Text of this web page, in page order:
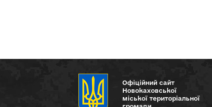
Офіційний сайт
Новокаховської
міської територіальної